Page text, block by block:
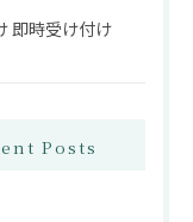
即時受け付け
Posts